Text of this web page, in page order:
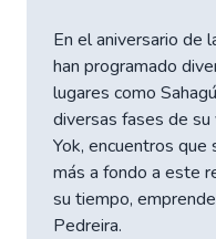
En el aniversario de
han programado
lugares como
diversas fases de su
Yok, encuentros
más a fondo a este
su tiempo,
Pedreira.